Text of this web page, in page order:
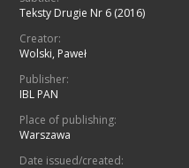
Teksty Drugie Nr 6 (2016)
Creator:
Wolski, Paweł
Publisher:
IBL PAN
Place of publishing:
Warszawa
Date issued/created: